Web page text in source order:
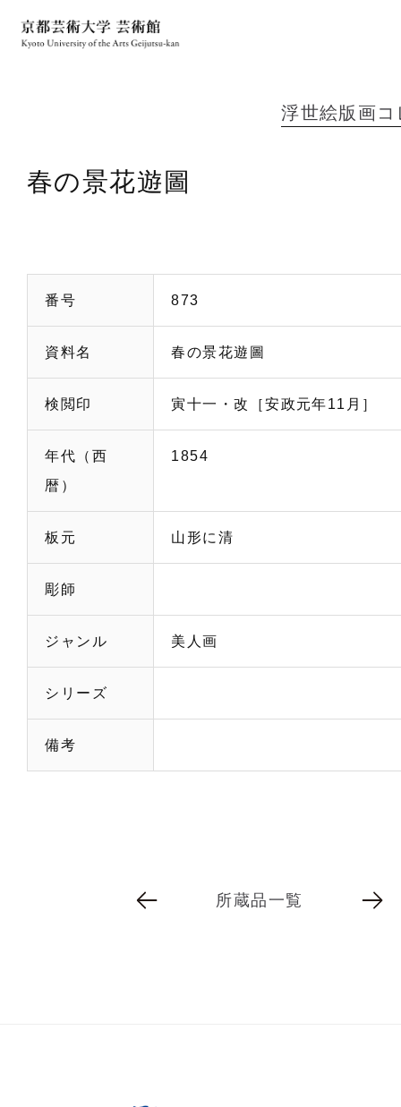
春の景花遊圖
浮世絵版画
番号 873
資料名 春の景花遊圖
検閲印 寅十一・改［安政元年11月］
年代（西
暦）
1854
板元 山形に清
彫師
ジャンル 美人画
シリーズ
備考
所蔵品一覧